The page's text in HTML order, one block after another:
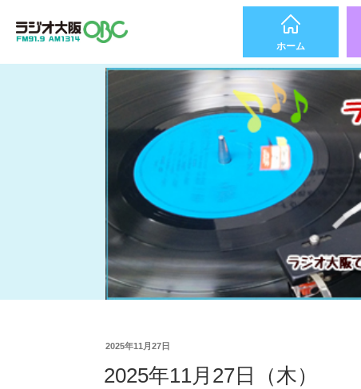
ホーム
2025年11月27日
2025年11月27日（木）